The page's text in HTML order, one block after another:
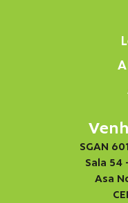
SGAN
Sala 54
Asa